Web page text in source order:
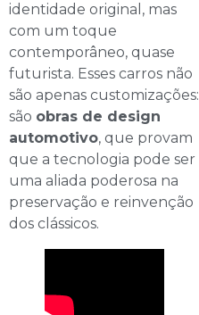
identidade original, mas
com um toque
contemporâneo, quase
futurista. Esses carros não
são apenas customizações:
são obras de design
automotivo, que provam
que a tecnologia pode ser
uma aliada poderosa na
preservação e reinvenção
dos clássicos.